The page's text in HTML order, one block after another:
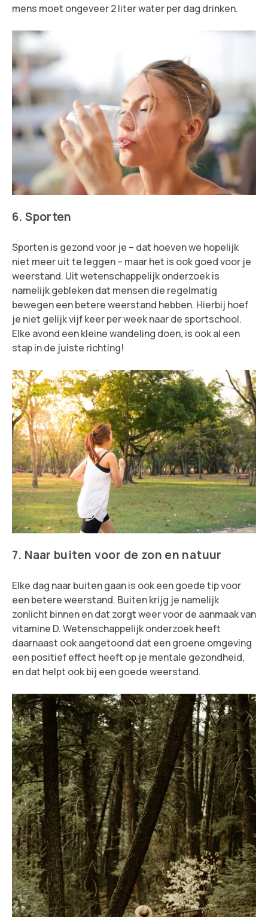
mens moet ongeveer 2 liter water per dag drinken.
6. Sporten
Sporten is gezond voor je – dat hoeven we hopelijk
niet meer uit te leggen – maar het is ook goed voor je
weerstand. Uit wetenschappelijk onderzoek is
namelijk gebleken dat mensen die regelmatig
bewegen een betere weerstand hebben. Hierbij hoef
je niet gelijk vijf keer per week naar de sportschool.
Elke avond een kleine wandeling doen, is ook al een
stap in de juiste richting!
7. Naar buiten voor de zon en natuur
Elke dag naar buiten gaan is ook een goede tip voor
een betere weerstand. Buiten krijg je namelijk
zonlicht binnen en dat zorgt weer voor de aanmaak van
vitamine D. Wetenschappelijk onderzoek heeft
daarnaast ook aangetoond dat een groene omgeving
een positief effect heeft op je mentale gezondheid,
en dat helpt ook bij een goede weerstand.